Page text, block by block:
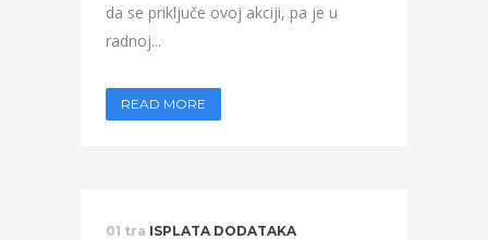
da se priključe ovoj akciji, pa je u
radnoj...
READ MORE
01 tra ISPLATA DODATAKA